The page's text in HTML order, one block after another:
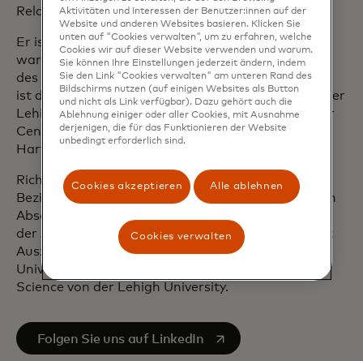
Relations International Affairs Fellowship.
Er ist Vorstandsmitglied der Ford Foundation und
war zuvor im Vorstand der Lehigh University und
des National Endowment for Democracy tätig. Er
ist der erste President's Distinguished Fellow an der
Lehigh University und war Senior Fellow am Belfer
Center for Science and International Affairs der
Harvard University.
Rich hat einen Doktortitel in Internationalen
Beziehungen von der Georgetown University, einen
Abschluss in Rechtswissenschaften cum laude von
der American University, einen Master of Laws mit
Auszeichnung in Völkerrecht vom Georgetown
University Law Center und einen Bachelor of
Science von der Lehigh University.
Folgen Sie uns auf LinkedIn
wird in einer neuen Registerkarte geöffnet
Aktivitäten und Interessen der Benutzer:innen auf der
Website und anderen Websites basieren. Klicken Sie
unten auf "Cookies verwalten", um zu erfahren, welche
Cookies wir auf dieser Website verwenden und warum.
Sie können Ihre Einstellungen jederzeit ändern, indem
Sie den Link "Cookies verwalten" am unteren Rand des
Bildschirms nutzen (auf einigen Websites als Button
und nicht als Link verfügbar). Dazu gehört auch die
Ablehnung einiger oder aller Cookies, mit Ausnahme
derjenigen, die für das Funktionieren der Website
unbedingt erforderlich sind.
Cookies akzeptieren Alle ablehnen
Cookies verwalten